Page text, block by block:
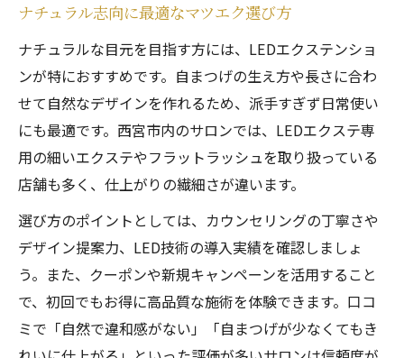
ナチュラル志向に最適なマツエク選び方
ナチュラルな目元を目指す方には、LEDエクステンショ
ンが特におすすめです。自まつげの生え方や長さに合わ
せて自然なデザインを作れるため、派手すぎず日常使い
にも最適です。西宮市内のサロンでは、LEDエクステ専
用の細いエクステやフラットラッシュを取り扱っている
店舗も多く、仕上がりの繊細さが違います。
選び方のポイントとしては、カウンセリングの丁寧さや
デザイン提案力、LED技術の導入実績を確認しましょ
う。また、クーポンや新規キャンペーンを活用すること
で、初回でもお得に高品質な施術を体験できます。口コ
ミで「自然で違和感がない」「自まつげが少なくてもき